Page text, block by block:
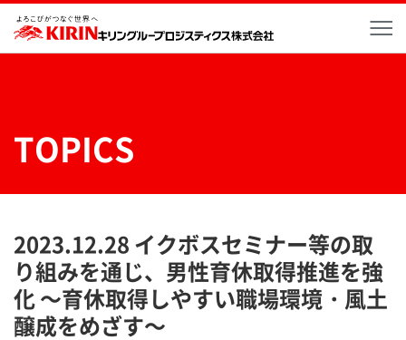
メ
TOPICS
2023.12.28 イクボスセミナー等の取
り組みを通じ、男性育休取得推進を強
化 ～育休取得しやすい職場環境・風土
醸成をめざす～